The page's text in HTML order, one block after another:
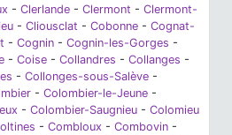
- Clerlande - Clermont - Clermont-
- Cliousclat - Cobonne - Cognat-
- Cognin - Cognin-les-Gorges -
- Coise - Collandres - Collanges -
- Collonges-sous-Salève -
- Colombier-le-Jeune -
- Colombier-Saugnieu - Colomieu
- Combloux - Combovin -